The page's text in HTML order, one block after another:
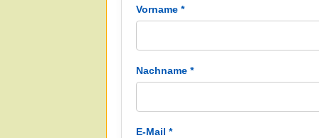
Vorname *
Nachname *
E-Mail *